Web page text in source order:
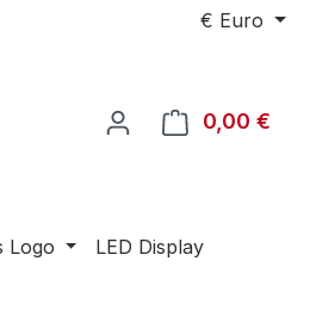
€ Euro
0,00 €
Logo LED Display